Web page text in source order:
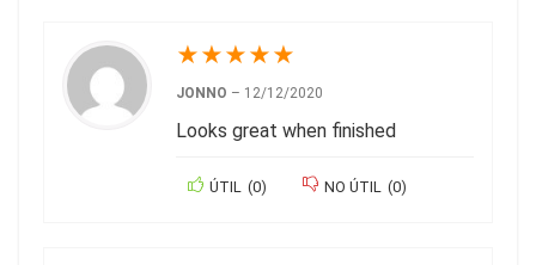
★★★★★
JONNO – 12/12/2020
Looks great when finished
ÚTIL (0) NO ÚTIL (0)